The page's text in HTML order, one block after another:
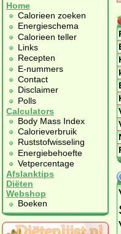
Home
Calorieen zoeken
Energieschema
Calorieen teller
Links
Recepten
E-nummers
Contact
Disclaimer
Polls
Calculators
Body Mass Index
Calorieverbruik
Ruststofwisseling
Energiebehoefte
Vetpercentage
Afslanktips
Diëten
Webshop
Boeken